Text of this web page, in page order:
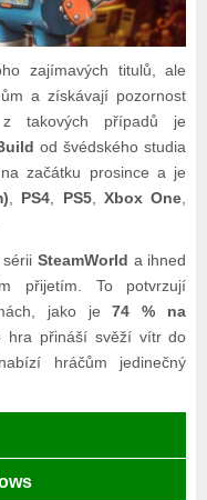
zajímavých titulů, ale
a získávají pozornost
takových případů je
od švédského studia
začátku prosince a je
, PS4, PS5,Xbox One,
SteamWorld a ihned
přijetím. To potvrzují
jako je74 % na
hra přináší svěží vítr do
hráčům jedinečný